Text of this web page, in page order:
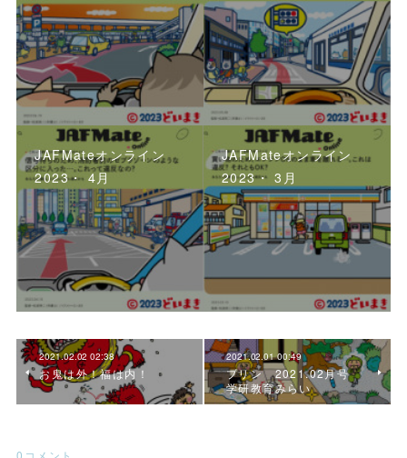
JAFMateオンライン
2023・ 4月
JAFMateオンライン
2023・ 3月
2021.02.02 02:38
お鬼は外！福は内！
2021.02.01 00:49
プリン 2021.02月号
学研教育みらい